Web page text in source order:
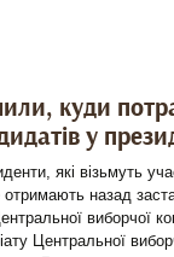
куди
у
які візьмуть
назад
виборчої
Центральної